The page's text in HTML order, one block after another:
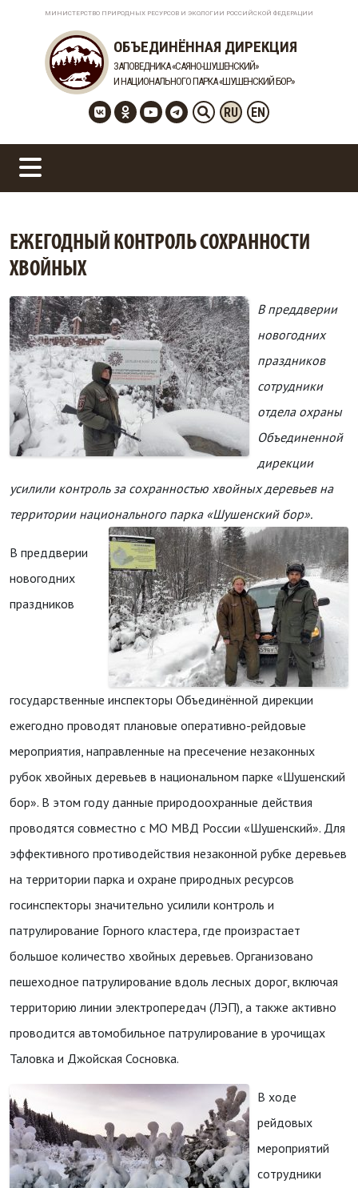
МИНИСТЕРСТВО ПРИРОДНЫХ РЕСУРСОВ И ЭКОЛОГИИ РОССИЙСКОЙ ФЕДЕРАЦИИ
ОБЪЕДИНЁННАЯ ДИРЕКЦИЯ
ЗАПОВЕДНИКА «САЯНО-ШУШЕНСКИЙ»
И НАЦИОНАЛЬНОГО ПАРКА «ШУШЕНСКИЙ БОР»
RU EN
ЕЖЕГОДНЫЙ КОНТРОЛЬ СОХРАННОСТИ
ХВОЙНЫХ
В преддверии
новогодних
праздников
сотрудники
отдела охраны
Объединенной
дирекции
усилили контроль за сохранностью хвойных деревьев на
территории национального парка «Шушенский бор».
В преддверии
новогодних
праздников
государственные инспекторы Объединённой дирекции
ежегодно проводят плановые оперативно-рейдовые
мероприятия, направленные на пресечение незаконных
рубок хвойных деревьев в национальном парке «Шушенский
бор». В этом году данные природоохранные действия
проводятся совместно с МО МВД России «Шушенский». Для
эффективного противодействия незаконной рубке деревьев
на территории парка и охране природных ресурсов
госинспекторы значительно усилили контроль и
патрулирование Горного кластера, где произрастает
большое количество хвойных деревьев. Организовано
пешеходное патрулирование вдоль лесных дорог, включая
территорию линии электропередач (ЛЭП), а также активно
проводится автомобильное патрулирование в урочищах
Таловка и Джойская Сосновка.
В ходе
рейдовых
мероприятий
сотрудники